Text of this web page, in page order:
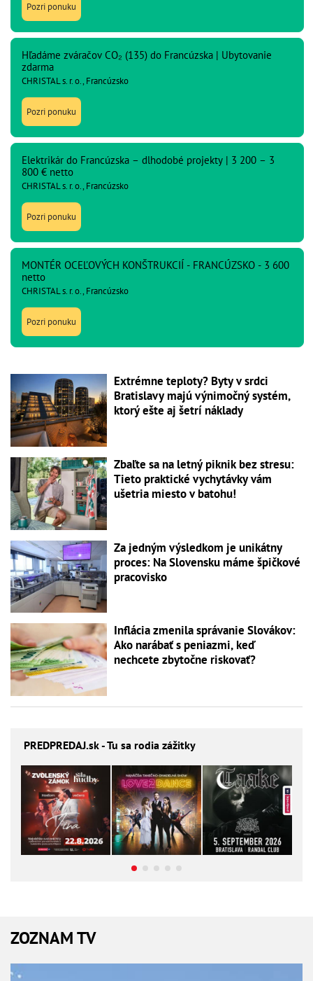
Pozri ponuku
Hľadáme zváračov CO₂ (135) do Francúzska | Ubytovanie
zdarma
CHRISTAL s. r. o., Francúzsko
Pozri ponuku
Elektrikár do Francúzska – dlhodobé projekty | 3 200 – 3
800 € netto
CHRISTAL s. r. o., Francúzsko
Pozri ponuku
MONTÉR OCEĽOVÝCH KONŠTRUKCIÍ - FRANCÚZSKO - 3 600
netto
CHRISTAL s. r. o., Francúzsko
Pozri ponuku
Extrémne teploty? Byty v srdci
Bratislavy majú výnimočný systém,
ktorý ešte aj šetrí náklady
Zbaľte sa na letný piknik bez stresu:
Tieto praktické vychytávky vám
ušetria miesto v batohu!
Za jedným výsledkom je unikátny
proces: Na Slovensku máme špičkové
pracovisko
Inflácia zmenila správanie Slovákov:
Ako narábať s peniazmi, keď
nechcete zbytočne riskovať?
PREDPREDAJ.sk - Tu sa rodia zážitky
ZOZNAM TV